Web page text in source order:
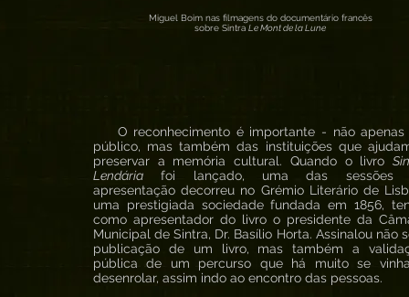
Miguel Boim nas filmagens do documentário francês
sobre Sintra Le Mont de la Lune
O reconhecimento é importante - não apenas
público, mas também das instituições que
preservar a memória cultural. Quando o livro
Lendária foi lançado, uma das sessões
apresentação decorreu no Grémio Literário de
uma prestigiada sociedade fundada em 1856,
como apresentador do livro o presidente da
Municipal de Sintra, Dr. Basílio Horta. Assinalou não
publicação de um livro, mas também a
pública de um percurso que há muito se
desenrolar, assim indo ao encontro das pessoas.